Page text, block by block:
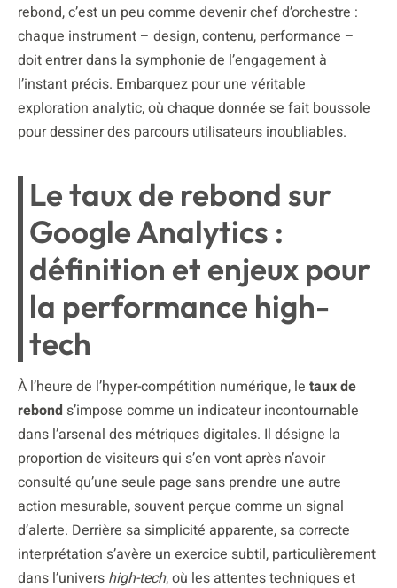
rebond, c’est un peu comme devenir chef d’orchestre :
chaque instrument – design, contenu, performance –
doit entrer dans la symphonie de l’engagement à
l’instant précis. Embarquez pour une véritable
exploration analytic, où chaque donnée se fait boussole
pour dessiner des parcours utilisateurs inoubliables.
Le taux de rebond sur
Google Analytics :
définition et enjeux pour
la performance high-
tech
À l’heure de l’hyper-compétition numérique, le taux de
rebond s’impose comme un indicateur incontournable
dans l’arsenal des métriques digitales. Il désigne la
proportion de visiteurs qui s’en vont après n’avoir
consulté qu’une seule page sans prendre une autre
action mesurable, souvent perçue comme un signal
d’alerte. Derrière sa simplicité apparente, sa correcte
interprétation s’avère un exercice subtil, particulièrement
dans l’univers high-tech, où les attentes techniques et